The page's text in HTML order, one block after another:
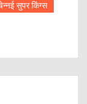
सुपर किंग्स